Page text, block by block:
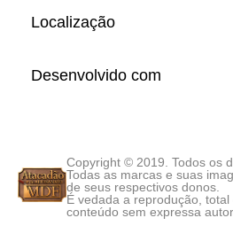
Localização
Desenvolvido com
Copyright © 2019. Todos os
Todas as marcas e suas
de seus respectivos donos.
É vedada a reprodução,
conteúdo sem expressa